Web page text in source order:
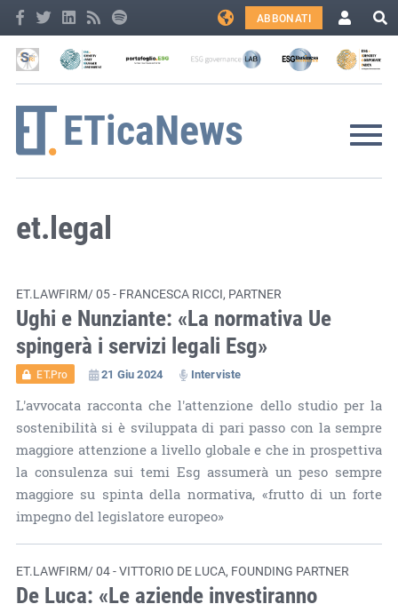
ABBONATI
et.legal
ET.LAWFIRM/ 05 - FRANCESCA RICCI, PARTNER
Ughi e Nunziante: «La normativa Ue
spingerà i servizi legali Esg»
ET.Pro 21 Giu 2024 Interviste
L'avvocata racconta che l'attenzione dello studio per la
sostenibilità si è sviluppata di pari passo con la sempre
maggiore attenzione a livello globale e che in prospettiva
la consulenza sui temi Esg assumerà un peso sempre
maggiore su spinta della normativa, «frutto di un forte
impegno del legislatore europeo»
ET.LAWFIRM/ 04 - VITTORIO DE LUCA, FOUNDING PARTNER
De Luca: «Le aziende investiranno